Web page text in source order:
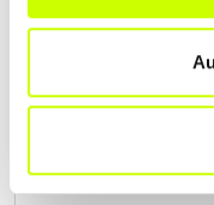
www.metallbau-